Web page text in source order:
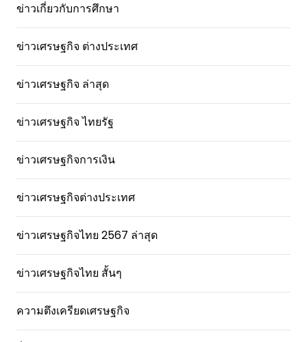
ข่าวเกี่ยวกับการศึกษา
ข่าวเศรษฐกิจ ต่างประเทศ
ข่าวเศรษฐกิจ ล่าสุด
ข่าวเศรษฐกิจ ไทยรัฐ
ข่าวเศรษฐกิจการเงิน
ข่าวเศรษฐกิจต่างประเทศ
ข่าวเศรษฐกิจไทย 2567 ล่าสุด
ข่าวเศรษฐกิจไทย สั้นๆ
ความตึงเครียดเศรษฐกิจ